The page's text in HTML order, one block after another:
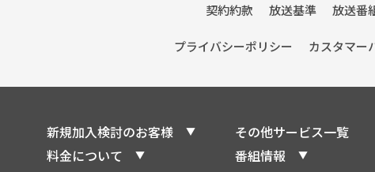
契約約款 放送基準 放送番
プライバシーポリシー カスタマー
新規加入検討のお客様
料金について
その他サービス一覧
番組情報